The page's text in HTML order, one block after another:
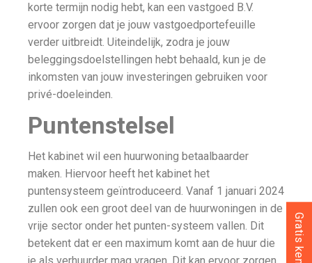
korte termijn nodig hebt, kan een vastgoed B.V.
ervoor zorgen dat je jouw vastgoedportefeuille
verder uitbreidt. Uiteindelijk, zodra je jouw
beleggingsdoelstellingen hebt behaald, kun je de
inkomsten van jouw investeringen gebruiken voor
privé-doeleinden.
Puntenstelsel
Het kabinet wil een huurwoning betaalbaarder
maken. Hiervoor heeft het kabinet het
puntensysteem geïntroduceerd. Vanaf 1 januari 2024
zullen ook een groot deel van de huurwoningen in de
vrije sector onder het punten-systeem vallen. Dit
betekent dat er een maximum komt aan de huur die